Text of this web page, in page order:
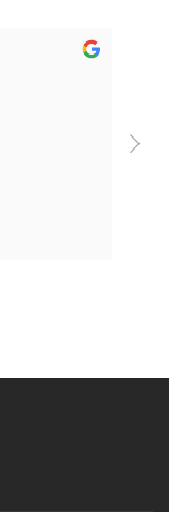
Tốt